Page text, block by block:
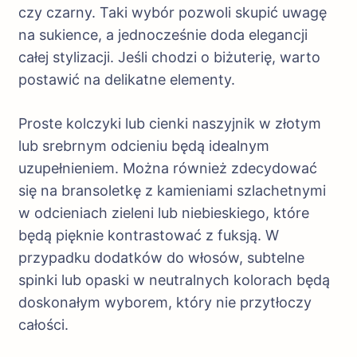
czy czarny. Taki wybór pozwoli skupić uwagę
na sukience, a jednocześnie doda elegancji
całej stylizacji. Jeśli chodzi o biżuterię, warto
postawić na delikatne elementy.
Proste kolczyki lub cienki naszyjnik w złotym
lub srebrnym odcieniu będą idealnym
uzupełnieniem. Można również zdecydować
się na bransoletkę z kamieniami szlachetnymi
w odcieniach zieleni lub niebieskiego, które
będą pięknie kontrastować z fuksją. W
przypadku dodatków do włosów, subtelne
spinki lub opaski w neutralnych kolorach będą
doskonałym wyborem, który nie przytłoczy
całości.